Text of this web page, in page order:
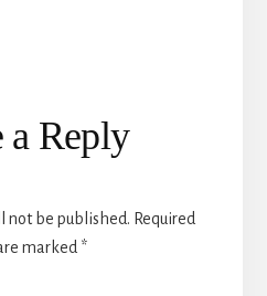
a Reply
not be published. Required
marked *